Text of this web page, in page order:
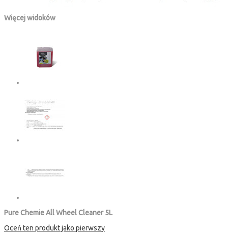
Więcej widoków
Pure Chemie All Wheel Cleaner 5L
Oceń ten produkt jako pierwszy